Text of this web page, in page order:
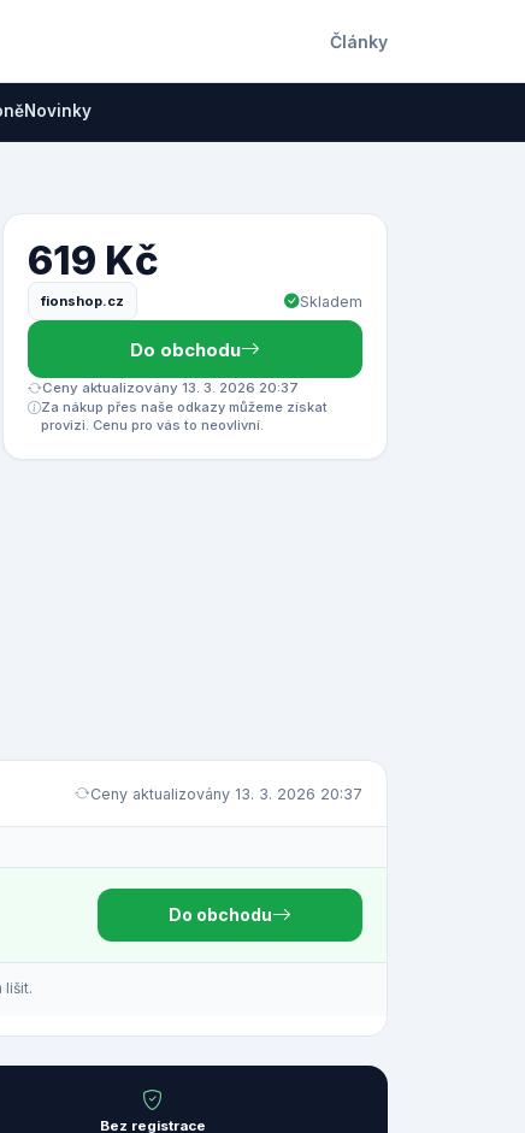
Články
Novinky
619 Kč
fionshop.cz Skladem
Do obchodu
Ceny aktualizovány 13. 3. 2026 20:37
Za nákup přes naše odkazy můžeme získat
provizi. Cenu pro vás to neovlivní.
Ceny aktualizovány 13. 3. 2026 20:37
Do obchodu
lišit.
Bez registrace